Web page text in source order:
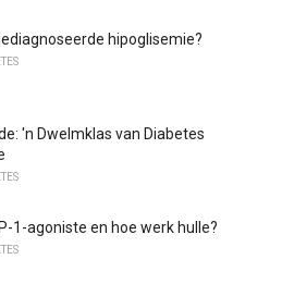
hipoglisemie?
'n Dwelmklas van Diabetes
1-agoniste en hoe werk hulle?